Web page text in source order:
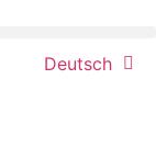
Deutsch